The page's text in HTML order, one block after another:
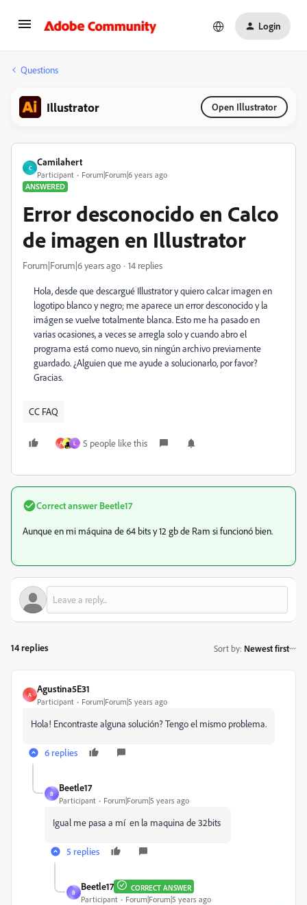
Login
Questions
Illustrator Open Illustrator
C
Camilahert
Participant
Forum|Forum|6 years ago
ANSWERED
Error desconocido en Calco
de imagen en Illustrator
Forum|Forum|6 years ago 14 replies
Hola, desde que descargué Illustrator y quiero calcar imagen en
logotipo blanco y negro; me aparece un error desconocido y la
imágen se vuelve totalmente blanca. Esto me ha pasado en
varias ocasiones, a veces se arregla solo y cuando abro el
programa está como nuevo, sin ningún archivo previamente
guardado. ¿Alguien que me ayude a solucionarlo, por favor?
Gracias.
CC FAQ
A L 5 people like this
Correct answer Beetle17
Aunque en mi máquina de 64 bits y 12 gb de Ram si funcionó bien.
14 replies Sort by: Newest first
A
Agustina5E31
Participant Forum|Forum|5 years ago
Hola! Encontraste alguna solución? Tengo el mismo problema.
6 replies
B
Beetle17
Participant Forum|Forum|5 years ago
Igual me pasa a mí en la maquina de 32bits
5 replies
B
Beetle17 CORRECT ANSWER
Participant Forum|Forum|5 years ago